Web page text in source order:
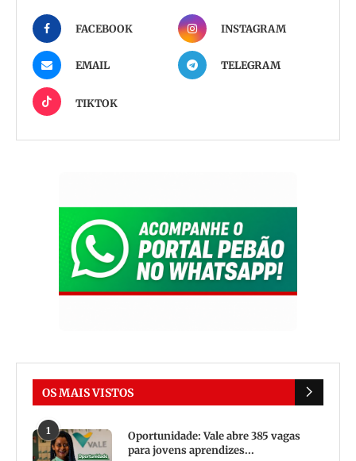
FACEBOOK INSTAGRAM
EMAIL TELEGRAM
TIKTOK
OS MAIS VISTOS
1
Oportunidade: Vale abre 385 vagas
para jovens aprendizes...